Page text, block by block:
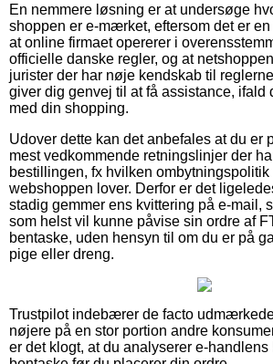
En nemmere løsning er at undersøge
shoppen er e-mærket, eftersom det er
at online firmaet opererer i
officielle danske regler, og at
jurister der har nøje kendskab til
giver dig genvej til at få assistance,
med din shopping.
Udover dette kan det anbefales at du er
mest vedkommende retningslinjer der
bestillingen, fx hvilken ombytningspolitik
webshoppen lover. Derfor er det
stadig gemmer ens kvittering på e-mail,
som helst vil kunne påvise sin ordre af
bentaske, uden hensyn til om du er på
pige eller dreng.
Trustpilot indebærer de facto
nøjere på en stor portion andre
er det klogt, at du analyserer e-